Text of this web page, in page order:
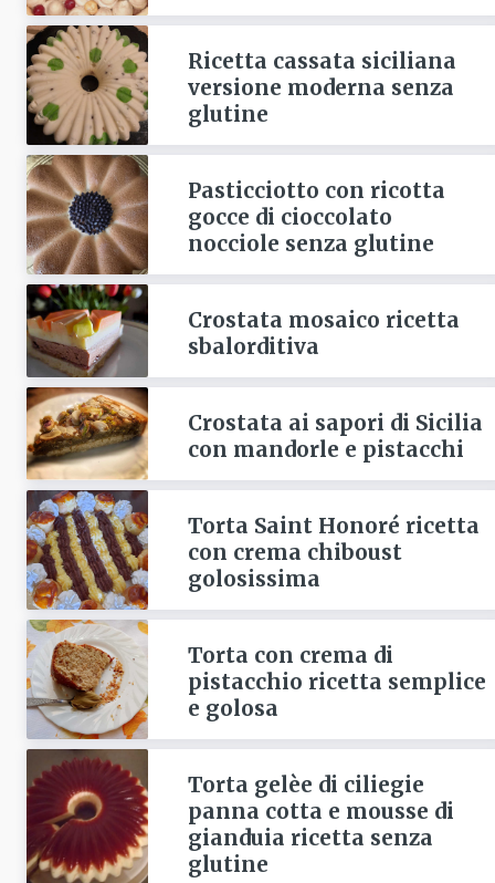
Ricetta cassata siciliana
versione moderna senza
glutine
Pasticciotto con ricotta
gocce di cioccolato
nocciole senza glutine
Crostata mosaico ricetta
sbalorditiva
Crostata ai sapori di Sicilia
con mandorle e pistacchi
Torta Saint Honoré ricetta
con crema chiboust
golosissima
Torta con crema di
pistacchio ricetta semplice
e golosa
Torta gelèe di ciliegie
panna cotta e mousse di
gianduia ricetta senza
glutine